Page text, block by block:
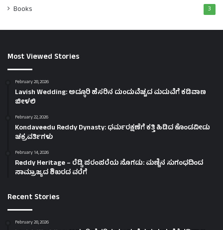
Books 3
Most Viewed Stories
February 28, 2026
Lavish Wedding: ಅದ್ಧೂರಿ ಹೆಸರಿನ ದುಂದುವೆಚ್ಚದ ಮದುವೆಗೆ ಕಡಿವಾಣ
ಬೀಳಲಿ
February 22, 2026
Kondaveedu Reddy Dynasty: ಧರ್ಮರಕ್ಷಣೆಗೆ ಕತ್ತಿ ಹಿಡಿದ ಕೊಂಡವೀಡು
ಚಕ್ರವರ್ತಿಗಳು
February 14, 2026
Reddy Heritage – ರೆಡ್ಡಿ ಪರಂಪರೆಯ ಸೊಗಡು: ಮಣ್ಣಿನ ಸುಗಂಧದಿಂದ
ಸಾಮ್ರಾಜ್ಯದ ಶಿಖರದ ವರೆಗೆ
Recent Stories
February 28, 2026